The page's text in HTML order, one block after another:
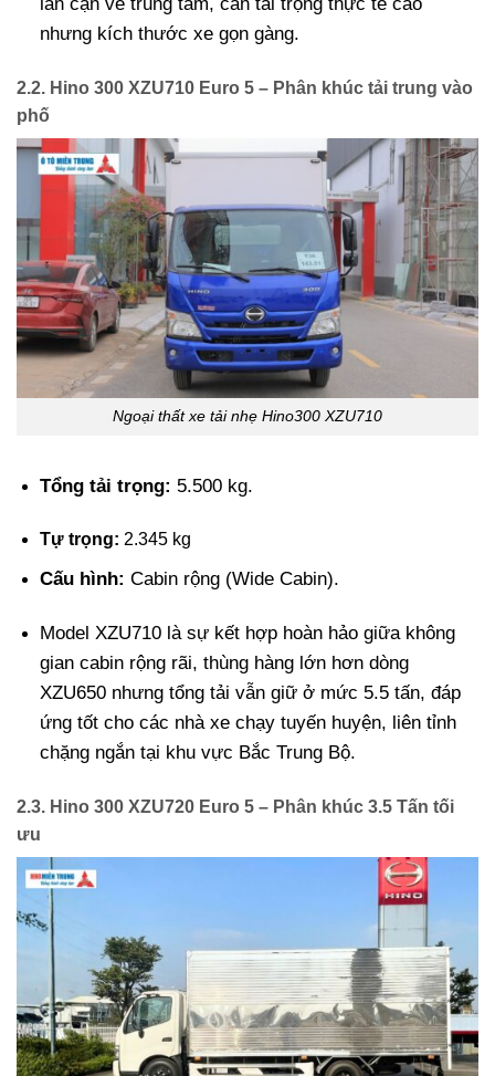
lân cận về trung tâm, cần tải trọng thực tế cao
nhưng kích thước xe gọn gàng.
2.2. Hino 300 XZU710 Euro 5 – Phân khúc tải trung vào
phố
Ngoại thất xe tải nhẹ Hino300 XZU710
Tổng tải trọng: 5.500 kg.
Tự trọng: 2.345 kg
Cấu hình: Cabin rộng (Wide Cabin).
Model XZU710 là sự kết hợp hoàn hảo giữa không
gian cabin rộng rãi, thùng hàng lớn hơn dòng
XZU650 nhưng tổng tải vẫn giữ ở mức 5.5 tấn, đáp
ứng tốt cho các nhà xe chạy tuyến huyện, liên tỉnh
chặng ngắn tại khu vực Bắc Trung Bộ.
2.3. Hino 300 XZU720 Euro 5 – Phân khúc 3.5 Tấn tối
ưu